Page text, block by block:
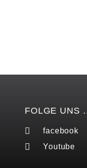
FOLGE UNS
facebook
Youtube